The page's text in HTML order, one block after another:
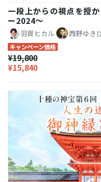
一段上からの視点を授
ー2024〜
羽賀ヒカル 西野ゆき
キャンペーン価格
¥19,800
¥15,840